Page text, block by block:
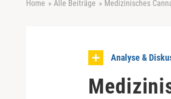
Home » Alle Beiträge » Medizinisches
Analyse &